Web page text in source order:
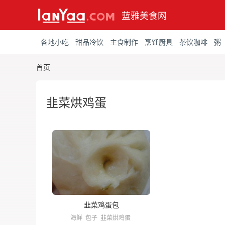
蓝雅美食网
各地小吃 甜品冷饮 主食制作 烹饪厨具 茶饮咖啡 粥
首页
韭菜烘鸡蛋
韭菜鸡蛋包
海鲜 包子 韭菜烘鸡蛋